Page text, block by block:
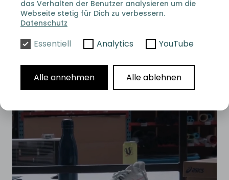
Implantaten, da er auch bei hohen Bauvolumen
präzise Toleranzen einhalten kann. Jede Komponente
erfüllt die strengen Kriterien, die in der medizinischen
im gesamten Baubereich konstant ist, wodurch
Qualitätsschwankungen bei den Teilen vermieden
das Verhalten der Benutzer analysieren um die
Webseite stetig für Dich zu verbessern.
Datenschutz
Essentiell Analytics YouTube
Alle annehmen Alle ablehnen